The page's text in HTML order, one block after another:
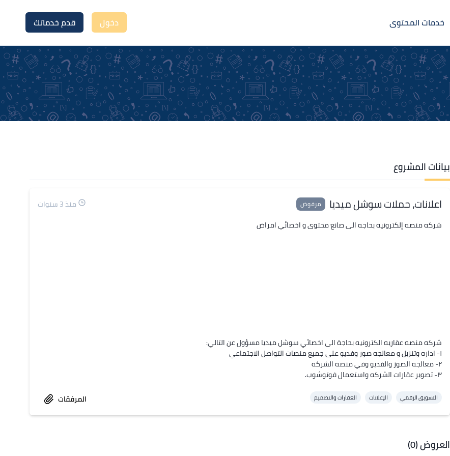
خدمات المحتوى دخول قدم خدماتك
بيانات المشروع
اعلانات، حملات سوشل ميديا مرفوض
منذ 3 سنوات
٣- تصوير عقارات الشركه واستعمال فوتوشوب.
التسويق الرقمي الإعلانات العقارات والتصميم المرفقات
العروض (0)